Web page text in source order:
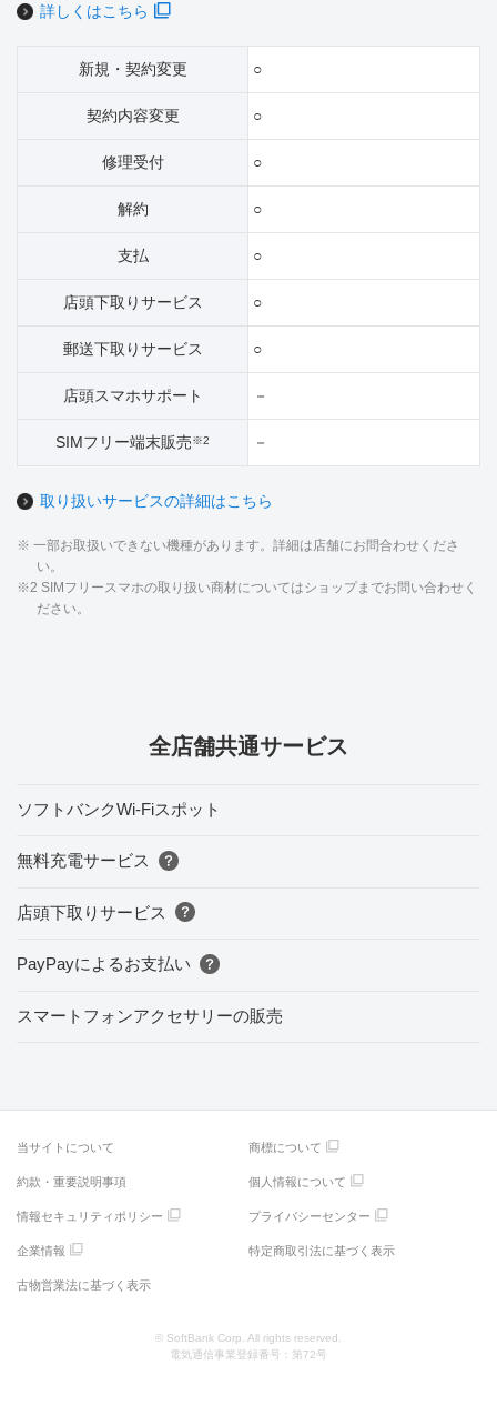
詳しくはこちら
新規・契約変更 ○
契約内容変更 ○
修理受付 ○
解約 ○
支払 ○
店頭下取りサービス ○
郵送下取りサービス ○
店頭スマホサポート －
SIMフリー端末販売※2 －
取り扱いサービスの詳細はこちら
※ 一部お取扱いできない機種があります。詳細は店舗にお問合わせくださ
い。
※2 SIMフリースマホの取り扱い商材についてはショップまでお問い合わせく
ださい。
全店舗共通サービス
ソフトバンクWi-Fiスポット
無料充電サービス
店頭下取りサービス
PayPayによるお支払い
スマートフォンアクセサリーの販売
当サイトについて 商標について
約款・重要説明事項 個人情報について
情報セキュリティポリシー プライバシーセンター
企業情報 特定商取引法に基づく表示
古物営業法に基づく表示
© SoftBank Corp. All rights reserved.
電気通信事業登録番号：第72号